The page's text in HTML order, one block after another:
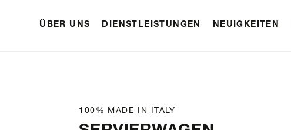
ÜBER UNS DIENSTLEISTUNGEN NEUIGKEITEN
100% MADE IN ITALY